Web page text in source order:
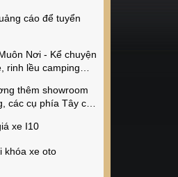
cáo để tuyển
Nơi - Kể chuyện
rinh lều camping
thêm showroom
các cụ phía Tây có
xe I10
khóa xe oto